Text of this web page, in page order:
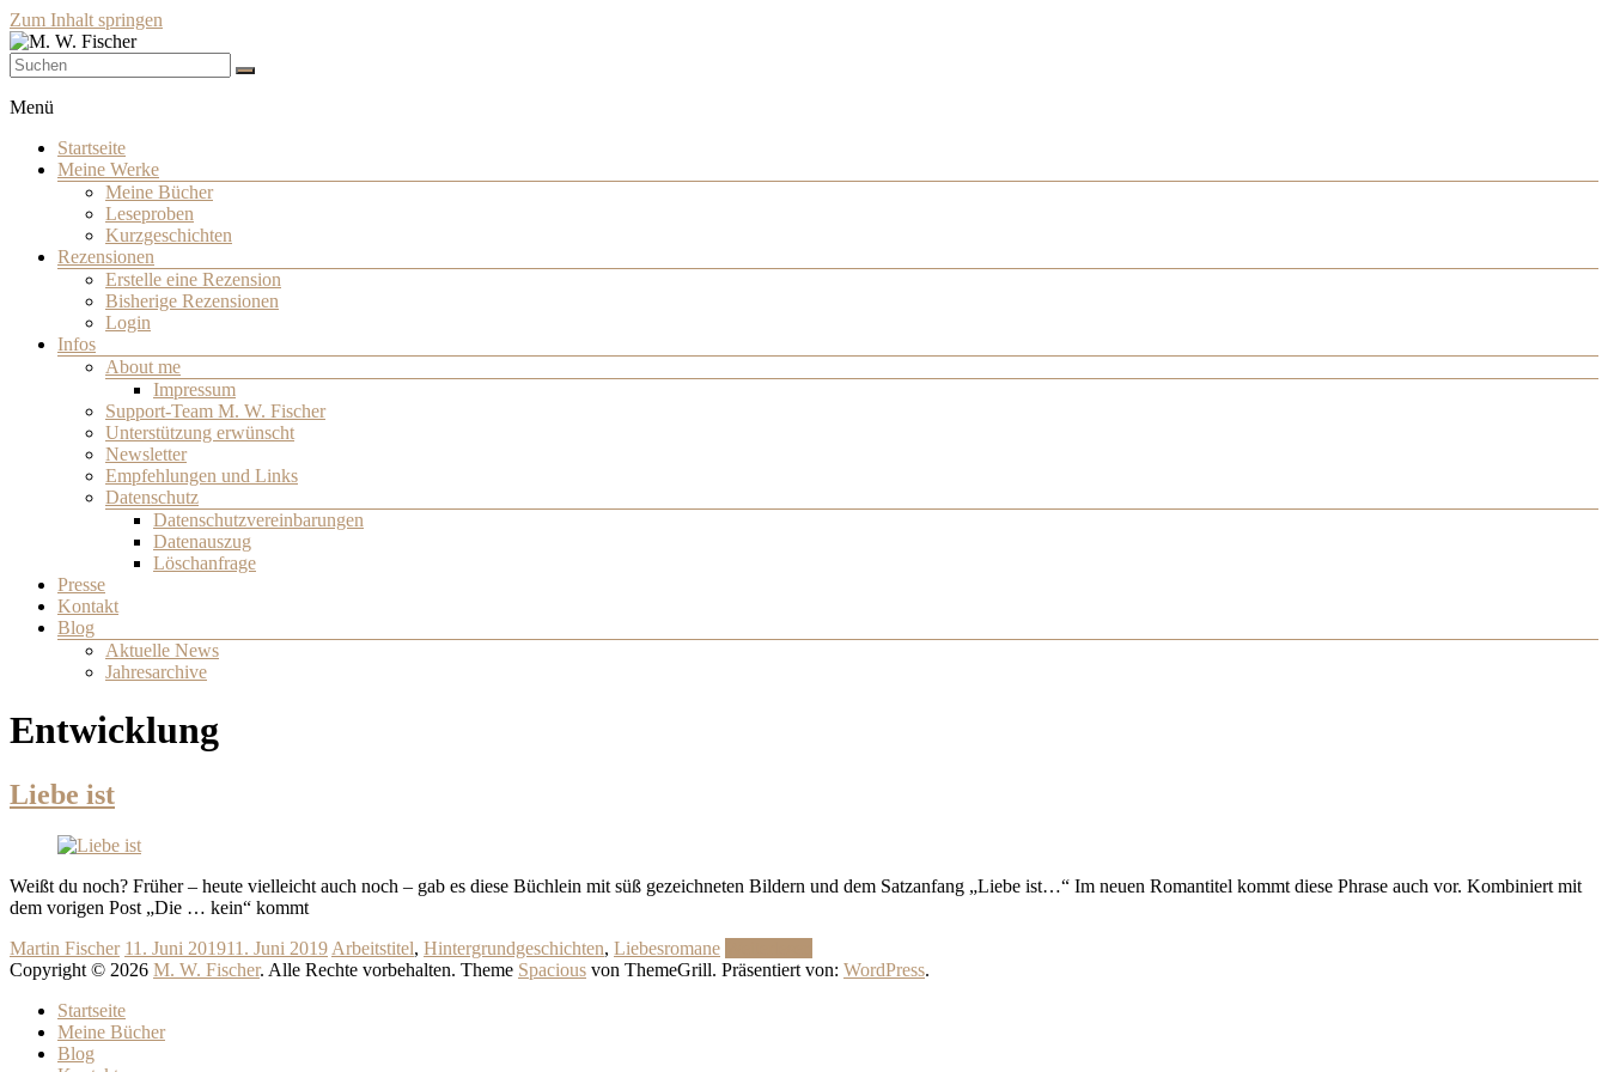
Zum Inhalt springen
Schriftsteller
Menü
Startseite
Meine Werke
Meine Bücher
Leseproben
Kurzgeschichten
Rezensionen
Erstelle eine Rezension
Bisherige Rezensionen
Login
Infos
About me
Impressum
Support-Team M. W. Fischer
Unterstützung erwünscht
Newsletter
Empfehlungen und Links
Datenschutz
Datenschutzvereinbarungen
Datenauszug
Löschanfrage
Presse
Kontakt
Blog
Aktuelle News
Jahresarchive
Entwicklung
Liebe ist
Weißt du noch? Früher – heute vielleicht auch noch – gab es diese Büchlein mit süß gezeichneten Bildern und dem Satzanfang „Liebe ist…“ Im neuen Romantitel kommt diese Phrase auch vor. Kombiniert mit
dem vorigen Post „Die … kein“ kommt
Martin Fischer 11. Juni 201911. Juni 2019 Arbeitstitel, Hintergrundgeschichten, Liebesromane
Copyright © 2026 M. W. Fischer. Alle Rechte vorbehalten. Theme Spacious von ThemeGrill. Präsentiert von: WordPress.
Startseite
Meine Bücher
Blog